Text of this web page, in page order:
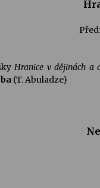
Hranice v dějinách a
(T. Abuladze)